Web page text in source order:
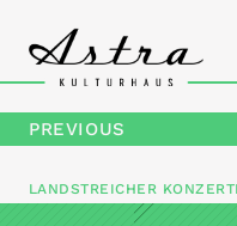
PREVIOUS
LANDSTREICHER